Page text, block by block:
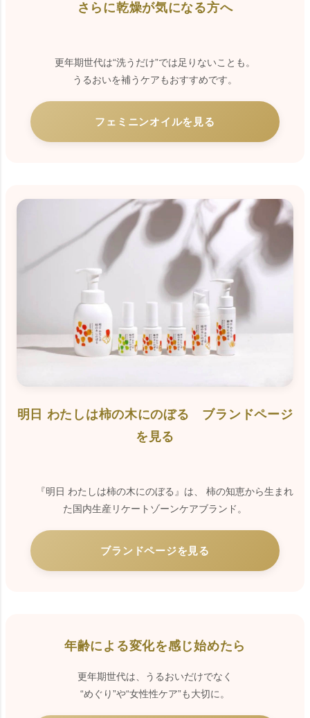
さらに乾燥が気になる方へ
更年期世代は“洗うだけ”では足りないことも。
うるおいを補うケアもおすすめです。
フェミニンオイルを見る
明日 わたしは柿の木にのぼる ブランドページ
を見る
『明日 わたしは柿の木にのぼる』は、 柿の知恵から生まれ
た国内生産リケートゾーンケアブランド。
ブランドページを見る
年齢による変化を感じ始めたら
更年期世代は、うるおいだけでなく
“めぐり”や“女性性ケア”も大切に。